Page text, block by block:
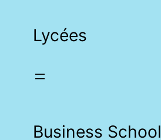
Lycées
Business School